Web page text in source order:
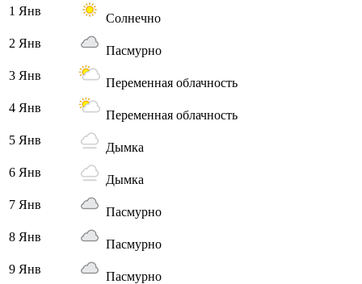
1 Янв
Солнечно
2 Янв
Пасмурно
3 Янв
Переменная облачность
4 Янв
Переменная облачность
5 Янв
Дымка
6 Янв
Дымка
7 Янв
Пасмурно
8 Янв
Пасмурно
9 Янв
Пасмурно